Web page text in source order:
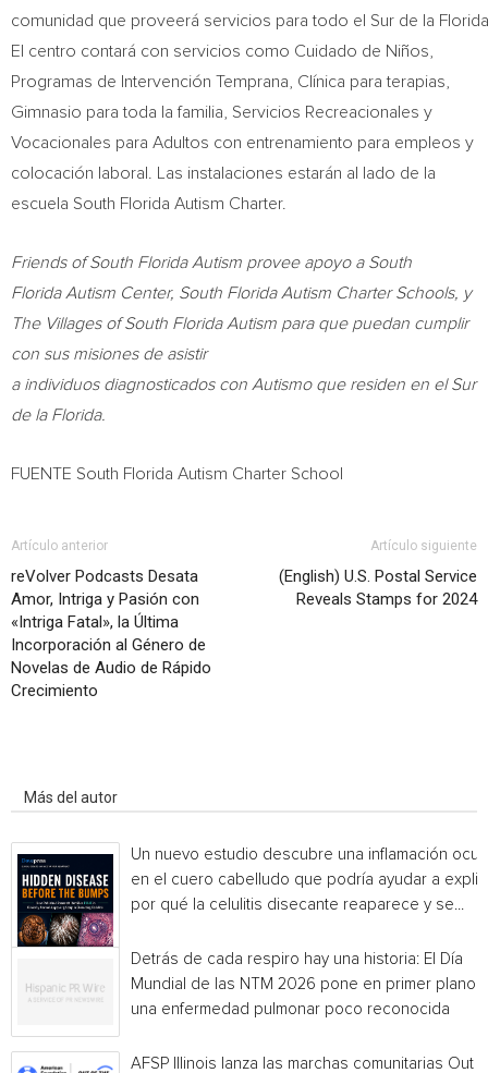
comunidad que proveerá servicios para todo el Sur de la
El centro contará con servicios como Cuidado de Niños,
Programas de Intervención Temprana, Clínica para terapias,
Gimnasio para toda la familia, Servicios Recreacionales y
Vocacionales para Adultos con entrenamiento para empleos y
colocación laboral. Las instalaciones estarán al lado de la
escuela South Florida Autism Charter.
Friends of South Florida Autism provee apoyo a South
Florida Autism Center, South Florida Autism Charter Schools, y
The Villagesof South Florida Autism para que puedan cumplir
con sus misiones de asistir
a individuos diagnosticados con Autismo que residen en el Sur
de la Florida.
FUENTE South Florida Autism Charter School
Artículo anterior
reVolver Podcasts Desata
Amor, Intriga y Pasión con
«Intriga Fatal», la Última
Incorporación al Género de
Novelas de Audio de Rápido
Crecimiento
Artículo siguiente
(English) U.S. Postal Service
Reveals Stamps for 2024
Más del autor
Un nuevo estudio descubre una inflamación
en el cuero cabelludo que podría ayudar a
por qué la celulitis disecante reaparece y se...
Detrás de cada respiro hay una historia: El Día
Mundial de las NTM 2026 pone en primer plano
una enfermedad pulmonar poco reconocida
AFSP Illinois lanza las marchas comunitarias Out